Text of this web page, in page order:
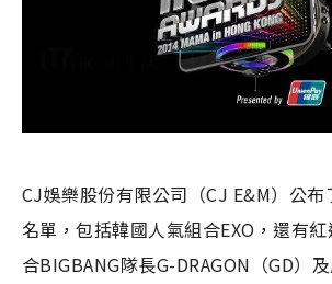
CJ娛樂股份有限公司（CJ E&M）公布
名單，包括韓國人氣組合EXO，還有
合BIGBANG隊長G-DRAGON（GD）